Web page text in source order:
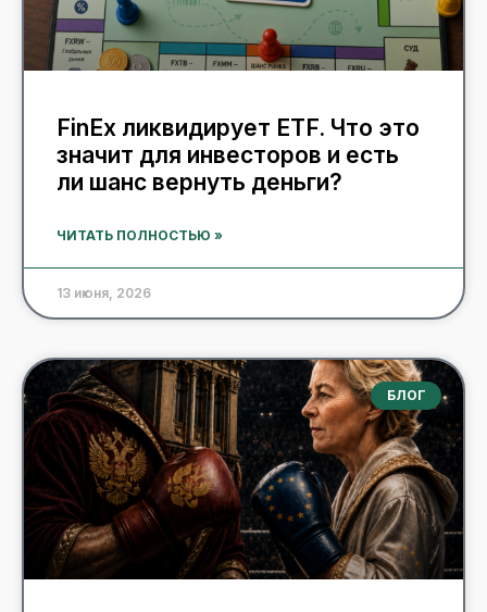
FinEx ликвидирует ETF. Что это
значит для инвесторов и есть
ли шанс вернуть деньги?
ЧИТАТЬ ПОЛНОСТЬЮ »
13 июня, 2026
БЛОГ